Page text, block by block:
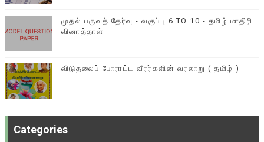
முதல் பருவத் தேர்வு - வகுப்பு 6 TO 10 - தமிழ் மாதிரி
வினாத்தாள்
விடுதலைப் போராட்ட வீரர்களின் வரலாறு ( தமிழ் )
Categories